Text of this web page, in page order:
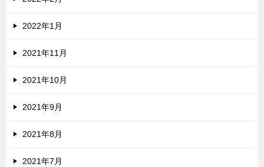
2022年1月
2021年11月
2021年10月
2021年9月
2021年8月
2021年7月